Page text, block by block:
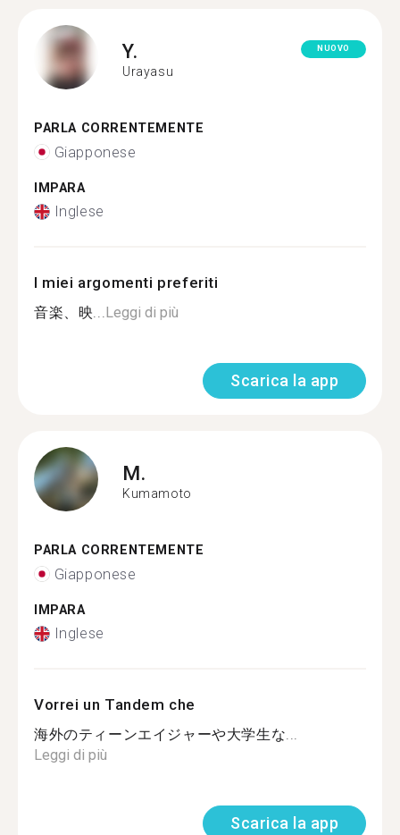
Y.
Urayasu
NUOVO
PARLA CORRENTEMENTE
Giapponese
IMPARA
Inglese
I miei argomenti preferiti
音楽、映...Leggi di più
Scarica la app
M.
Kumamoto
PARLA CORRENTEMENTE
Giapponese
IMPARA
Inglese
Vorrei un Tandem che
海外のティーンエイジャーや大学生な...
Leggi di più
Scarica la app